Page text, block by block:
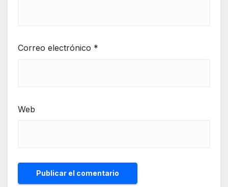
Correo electrónico *
Web